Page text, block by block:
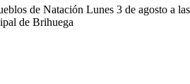
de Natación Lunes 3 de agosto a las
de Brihuega